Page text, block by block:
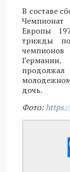
В составе
Европы
трижды
продолжал
дочь.
Фото: